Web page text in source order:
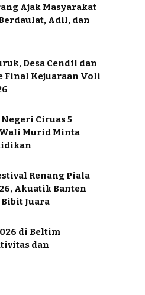
Ajak Masyarakat
Adil, dan
Desa Cendil dan
Final Kejuaraan Voli
Negeri Ciruas 5
Murid Minta
Renang Piala
Akuatik Banten
Juara
di Beltim
dan